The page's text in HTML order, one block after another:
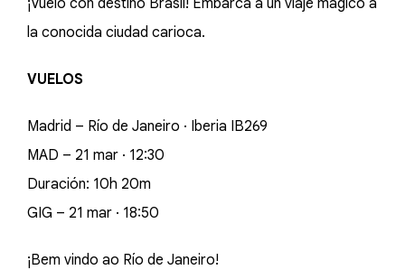
¡Vuelo con destino Brasil! Embarca a un viaje mágico a
la conocida ciudad carioca.
VUELOS
Madrid – Río de Janeiro · Iberia IB269
MAD – 21 mar · 12:30
Duración: 10h 20m
GIG – 21 mar · 18:50
¡Bem vindo ao Río de Janeiro!